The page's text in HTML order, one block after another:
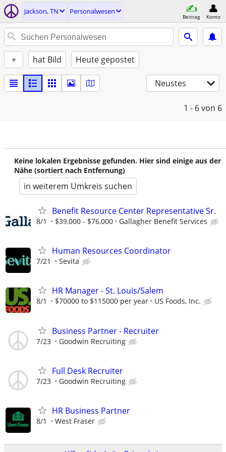
Jackson, TN Personalwesen
Beitrag Konto
+ hat Bild Heute gepostet
Neustes
1 - 6von 6
Keine lokalen Ergebnisse gefunden. Hier sind einige aus der
Nähe (sortiert nach Entfernung)
in weiterem Umkreis suchen
Benefit Resource Center Representative Sr.
8/1 $39,000 - $76,000 Gallagher Benefit Services
Human Resources Coordinator
7/21 Sevita
HR Manager - St. Louis/Salem
8/1 $70000 to $115000 per year US Foods, Inc.
Business Partner - Recruiter
7/23 Goodwin Recruiting
Full Desk Recruiter
7/23 Goodwin Recruiting
HR Business Partner
8/1 West Fraser